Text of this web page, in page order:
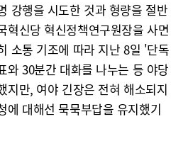
강행을 시도한 것과 형량을 절반
혁신당 혁신정책연구원장을 사면
소통 기조에 따라 지난 8일 '단독
와 30분간 대화를 나누는 등 야당
지만, 여야 긴장은 전혀 해소되지
에 대해선 묵묵부답을 유지했기